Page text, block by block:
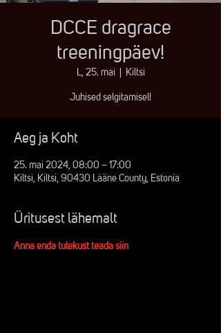
DCCE dragrace
treeningpäev!
L, 25. mai Kiltsi
Juhised selgitamisel!
Aeg ja Koht
25. mai 2024, 08:00 – 17:00
Kiltsi, Kiltsi, 90430 Lääne County, Estonia
Üritusest lähemalt
Anna enda tulekust teada siin